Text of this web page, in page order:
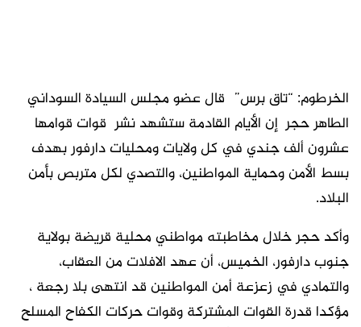
الخرطوم: “تاق برس” قال عضو مجلس السيادة السوداني
الطاهر حجر إن الأيام القادمة ستشهد نشر قوات قوامها
عشرون ألف جندي في كل ولايات ومحليات دارفور بهدف
بسط الأمن وحماية المواطنين، والتصدي لكل متربص بأمن
البلاد.
وأكد حجر خلال مخاطبته مواطني محلية قريضة بولاية
جنوب دارفور، الخميس، أن عهد الافلات من العقاب،
والتمادي في زعزعة أمن المواطنين قد انتهى بلا رجعة ،
مؤكدا قدرة القوات المشتركة وقوات حركات الكفاح المسلح